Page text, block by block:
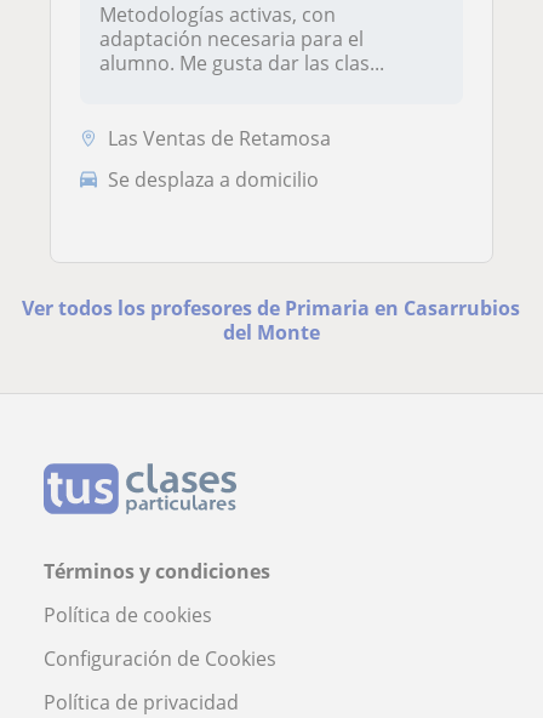
Metodologías activas, con
adaptación necesaria para el
alumno. Me gusta dar las clas...
Las Ventas de Retamosa
Se desplaza a domicilio
Ver todos los profesores de Primaria en Casarrubios
del Monte
Términos y condiciones
Política de cookies
Configuración de Cookies
Política de privacidad